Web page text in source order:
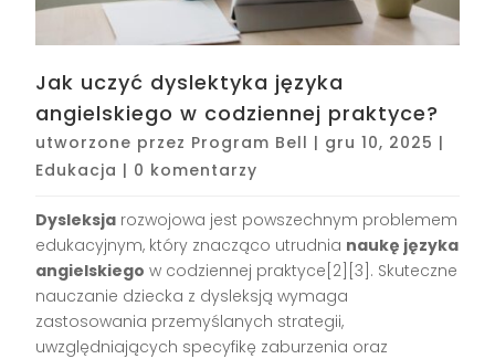
Jak uczyć dyslektyka języka
angielskiego w codziennej praktyce?
utworzone przez Program Bell | gru 10, 2025 |
Edukacja | 0 komentarzy
Dysleksja rozwojowa jest powszechnym problemem
edukacyjnym, który znacząco utrudnia naukę języka
angielskiego w codziennej praktyce[2][3]. Skuteczne
nauczanie dziecka z dysleksją wymaga
zastosowania przemyślanych strategii,
uwzględniających specyfikę zaburzenia oraz